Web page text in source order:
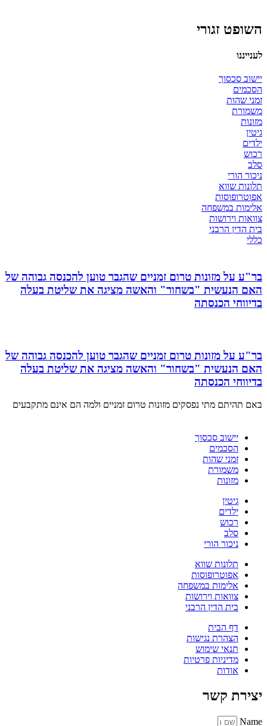
השופט זגורי
לענייננו
יישוב סכסוך
הסכמים
זמני שהות
משמורת
מזונות
גיטין
ילדים
רכוש
סלב
ניכור הורי
תלונות שווא
אפוטרופוסות
אלימות במשפחה
צוואות וירושות
בית הדין הרבני
כללי
בר"ע על מזונות טרום זמניים שהגבר טוען להכנסה גבוהה של
האם הנעשית "בשחור" והאשה מציגה את שליטת בעלה
בדיווחי הכנסתה
בר"ע על מזונות טרום זמניים שהגבר טוען להכנסה גבוהה של
האם הנעשית "בשחור" והאשה מציגה את שליטת בעלה
בדיווחי הכנסתה
באם תהיתם מתי נפסקים מזונות טרום זמניים ולמה הם אינם מתקבעים
יישוב סכסוך
הסכמים
זמני שהות
משמורת
מזונות
גיטין
ילדים
רכוש
סלב
ניכור הורי
תלונות שווא
אפוטרופוסות
אלימות במשפחה
צוואות וירושות
בית הדין הרבני
דף הבית
הצהרת נגישות
תנאי שימוש
מדיניות פרטיות
אודות
יצירת קשר
Name